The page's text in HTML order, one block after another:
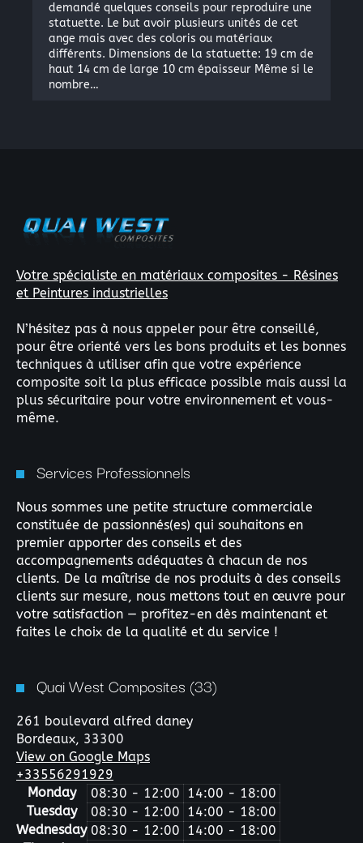
demandé quelques conseils pour reproduire une
statuette. Le but avoir plusieurs unités de cet
ange mais avec des coloris ou matériaux
différents. Dimensions de la statuette: 19 cm de
haut 14 cm de large 10 cm épaisseur Même si le
nombre…
Votre spécialiste en matériaux composites - Résines
et Peintures industrielles
N’hésitez pas à nous appeler pour être conseillé,
pour être orienté vers les bons produits et les bonnes
techniques à utiliser afin que votre expérience
composite soit la plus efficace possible mais aussi la
plus sécuritaire pour votre environnement et vous-
même.
Services Professionnels
Nous sommes une petite structure commerciale
constituée de passionnés(es) qui souhaitons en
premier apporter des conseils et des
accompagnements adéquates à chacun de nos
clients. De la maîtrise de nos produits à des conseils
clients sur mesure, nous mettons tout en œuvre pour
votre satisfaction — profitez-en dès maintenant et
faites le choix de la qualité et du service !
Quai West Composites (33)
261 boulevard alfred daney
Bordeaux, 33300
View on Google Maps
+33556291929
Monday
08:30 - 12:00 14:00 - 18:00
Tuesday
08:30 - 12:00 14:00 - 18:00
Wednesday 08:30 - 12:00 14:00 - 18:00
Rechercher
: